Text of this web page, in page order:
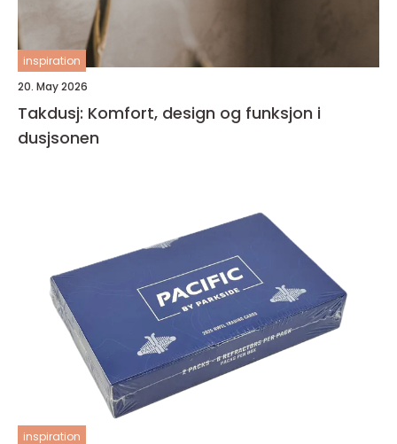
inspiration
20. May 2026
Takdusj: Komfort, design og funksjon i
dusjsonen
inspiration